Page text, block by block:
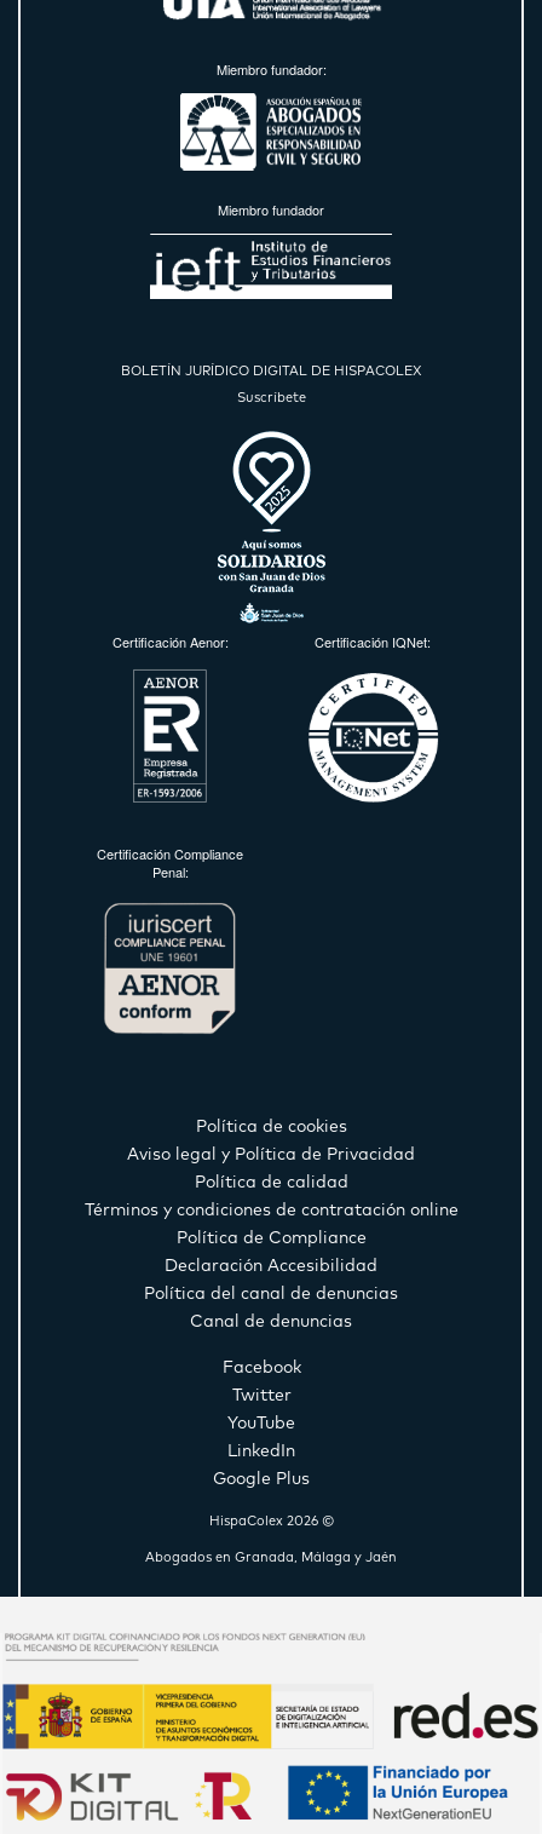
Miembro fundador:
Miembro fundador
BOLETÍN JURÍDICO DIGITAL DE HISPACOLEX
Suscríbete
Certificación Aenor: Certificación IQNet:
Certificación Compliance
Penal:
Política de cookies
Aviso legal y Política de Privacidad
Política de calidad
Términos y condiciones de contratación online
Política de Compliance
Declaración Accesibilidad
Política del canal de denuncias
Canal de denuncias
Facebook
Twitter
YouTube
LinkedIn
Google Plus
HispaColex 2026 ©
Abogados en Granada, Málaga y Jaén